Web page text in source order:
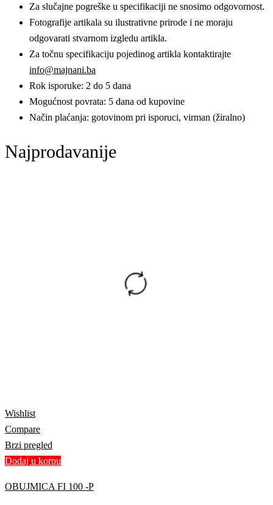
Za slučajne pogreške u specifikaciji ne snosimo odgovornost.
Fotografije artikala su ilustrativne prirode i ne moraju
odgovarati stvarnom izgledu artikla.
Za točnu specifikaciju pojedinog artikla kontaktirajte
info@majnani.ba
Rok isporuke: 2 do 5 dana
Mogućnost povrata: 5 dana od kupovine
Način plaćanja: gotovinom pri isporuci, virman (žiralno)
Najprodavanije
Wishlist
Compare
Brzi pregled
Dodaj u korpu
OBUJMICA FI 100 -P